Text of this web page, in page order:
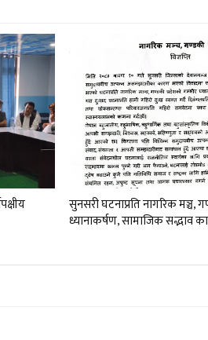
सुनसरी घटनाप्रति नागरिक मञ्च,
ध्यानाकर्षण, सामाजिक सद्भाव